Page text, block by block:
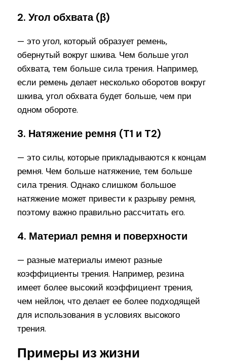
2. Угол обхвата (β)
— это угол, который образует ремень,
обернутый вокруг шкива. Чем больше угол
обхвата, тем больше сила трения. Например,
если ремень делает несколько оборотов вокруг
шкива, угол обхвата будет больше, чем при
одном обороте.
3. Натяжение ремня (T1 и T2)
— это силы, которые прикладываются к концам
ремня. Чем больше натяжение, тем больше
сила трения. Однако слишком большое
натяжение может привести к разрыву ремня,
поэтому важно правильно рассчитать его.
4. Материал ремня и поверхности
— разные материалы имеют разные
коэффициенты трения. Например, резина
имеет более высокий коэффициент трения,
чем нейлон, что делает ее более подходящей
для использования в условиях высокого
трения.
Примеры из жизни